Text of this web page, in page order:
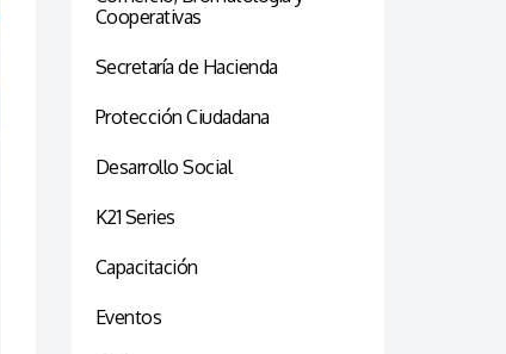
Cooperativas
Secretaría de Hacienda
Protección Ciudadana
Desarrollo Social
K21 Series
Capacitación
Eventos